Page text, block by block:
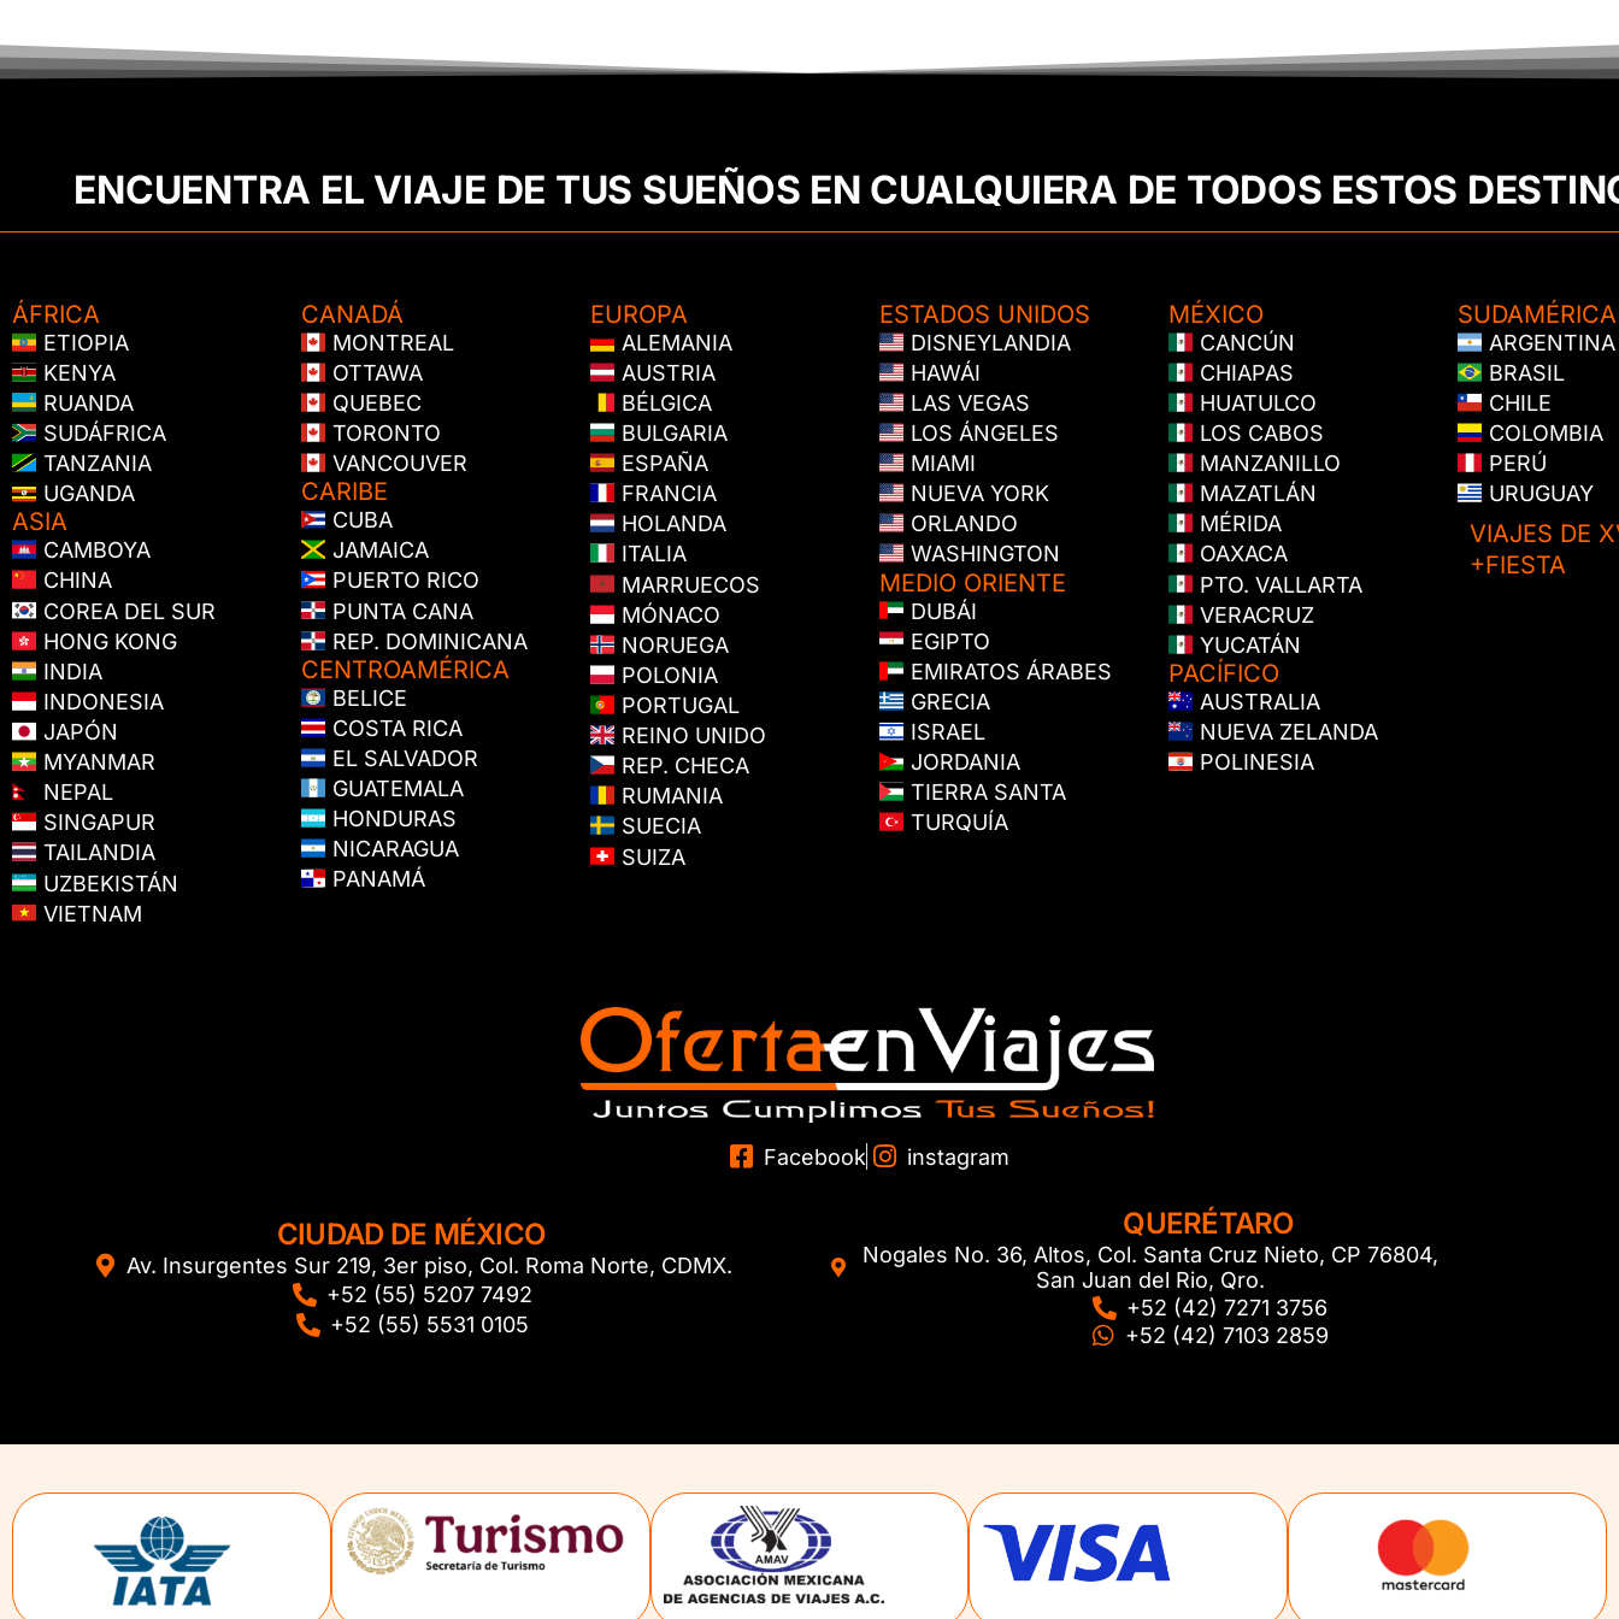
ENCUENTRA EL VIAJE DE TUS SUEÑOS EN CUALQUIERA DE TODOS ESTOS
ÁFRICA
ETIOPIA
KENYA
RUANDA
SUDÁFRICA
TANZANIA
UGANDA
ASIA
CAMBOYA
CHINA
COREA DEL SUR
HONG KONG
INDIA
INDONESIA
JAPÓN
MYANMAR
NEPAL
SINGAPUR
TAILANDIA
UZBEKISTÁN
VIETNAM
CANADÁ
MONTREAL
OTTAWA
QUEBEC
TORONTO
VANCOUVER
CARIBE
CUBA
JAMAICA
PUERTO RICO
PUNTA CANA
REP. DOMINICANA
CENTROAMÉRICA
BELICE
COSTA RICA
EL SALVADOR
GUATEMALA
HONDURAS
NICARAGUA
PANAMÁ
EUROPA
ALEMANIA
AUSTRIA
BÉLGICA
BULGARIA
ESPAÑA
FRANCIA
HOLANDA
ITALIA
MARRUECOS
MÓNACO
NORUEGA
POLONIA
PORTUGAL
REINO UNIDO
REP. CHECA
RUMANIA
SUECIA
SUIZA
ESTADOS UNIDOS
DISNEYLANDIA
HAWÁI
LAS VEGAS
LOS ÁNGELES
MIAMI
NUEVA YORK
ORLANDO
WASHINGTON
MEDIO ORIENTE
DUBÁI
EGIPTO
EMIRATOS ÁRABES
GRECIA
ISRAEL
JORDANIA
TIERRA SANTA
TURQUÍA
MÉXICO
CANCÚN
CHIAPAS
HUATULCO
LOS CABOS
MANZANILLO
MAZATLÁN
MÉRIDA
OAXACA
PTO. VALLARTA
VERACRUZ
YUCATÁN
PACÍFICO
AUSTRALIA
NUEVA ZELANDA
POLINESIA
SUDAMÉRICA
ARGENTINA
BRASIL
CHILE
COLOMBIA
PERÚ
URUGUAY
VIAJES DE
+FIESTA
Facebook instagram
CIUDAD DE MÉXICO
Av. Insurgentes Sur 219, 3er piso, Col. Roma Norte, CDMX.
+52 (55) 5207 7492
+52 (55) 5531 0105
QUERÉTARO
Nogales No. 36, Altos, Col. Santa Cruz Nieto, CP 76804,
San Juan del Rio, Qro.
+52 (42) 7271 3756
+52 (42) 7103 2859